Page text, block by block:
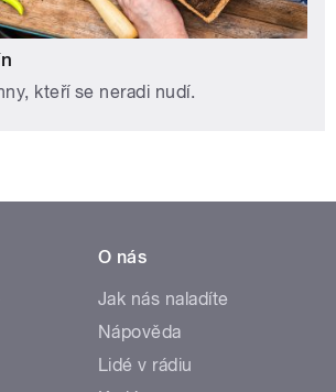
kteří se neradi nudí.
O nás
Jak nás naladíte
Nápověda
Lidé v rádiu